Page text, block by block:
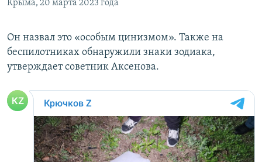
Крыма, 20 марта 2023 года
Он назвал это «особым цинизмом». Также на
беспилотниках обнаружили знаки зодиака,
утверждает советник Аксенова.